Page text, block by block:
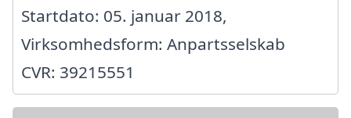
Startdato: 05. januar 2018,
Virksomhedsform: Anpartsselskab
CVR: 39215551